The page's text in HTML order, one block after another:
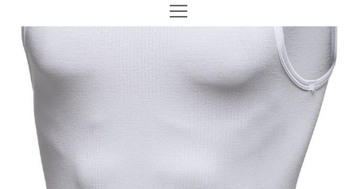
Open
Mobile
Menu